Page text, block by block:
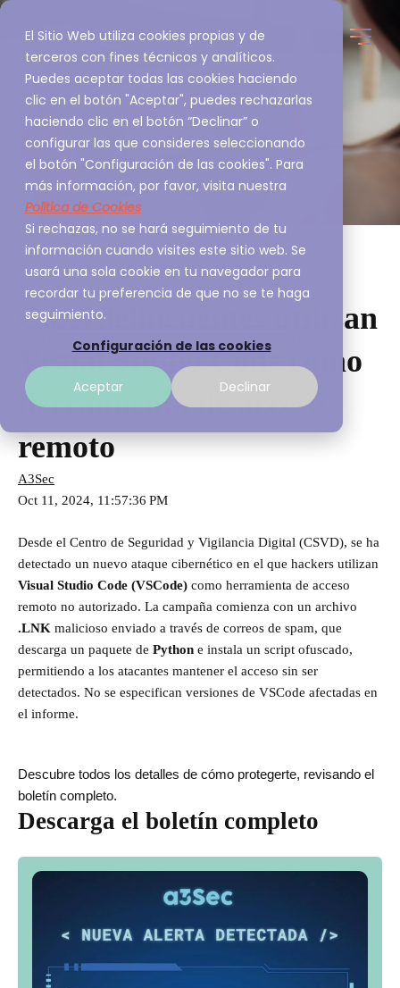
El Sitio Web utiliza cookies propias y de
terceros con fines técnicos y analíticos.
Puedes aceptar todas las cookies haciendo
clic en el botón "Aceptar", puedes rechazarlas
haciendo clic en el botón “Declinar” o
configurar las que consideres seleccionando
el botón "Configuración de las cookies". Para
más información, por favor, visita nuestra
Política de Cookies
Si rechazas, no se hará seguimiento de tu
información cuando visites este sitio web. Se
usará una sola cookie en tu navegador para
recordar tu preferencia de que no se te haga
seguimiento.
Configuración de las cookies
Aceptar Declinar
Ciberdelincuentes utilizan
Visual Studio Code como
herramienta de acceso
remoto
A3Sec
Oct 11, 2024, 11:57:36 PM
Desde el Centro de Seguridad y Vigilancia Digital (CSVD), se ha
detectado un nuevo ataque cibernético en el que hackers utilizan
Visual Studio Code (VSCode) como herramienta de acceso
remoto no autorizado. La campaña comienza con un archivo
.LNK malicioso enviado a través de correos de spam, que
descarga un paquete de Python e instala un script ofuscado,
permitiendo a los atacantes mantener el acceso sin ser
detectados. No se especifican versiones de VSCode afectadas en
el informe.
Descubre todos los detalles de cómo protegerte, revisando el
boletín completo.
Descarga el boletín completo